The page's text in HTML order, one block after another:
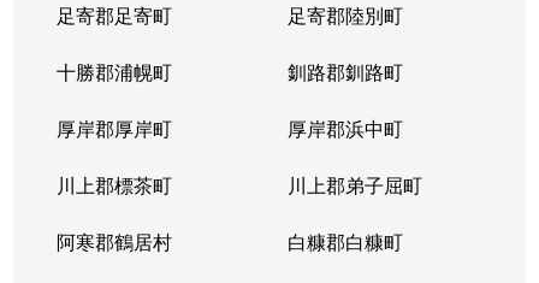
足寄郡足寄町 足寄郡陸別町
十勝郡浦幌町 釧路郡釧路町
厚岸郡厚岸町 厚岸郡浜中町
川上郡標茶町 川上郡弟子屈町
阿寒郡鶴居村 白糠郡白糠町